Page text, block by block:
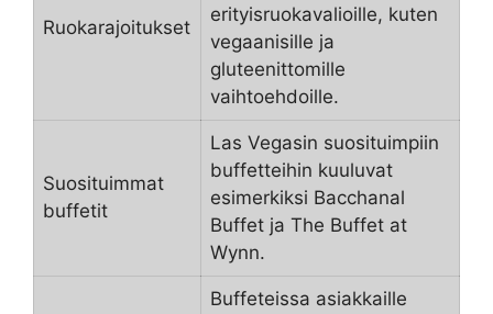
Ruokarajoitukset
erityisruokavalioille, kuten
vegaanisille ja
gluteenittomille
vaihtoehdoille.
Suosituimmat
buffetit
Las Vegasin suosituimpiin
buffetteihin kuuluvat
esimerkiksi Bacchanal
Buffet ja The Buffet at
Wynn.
Buffeteissa asiakkaille